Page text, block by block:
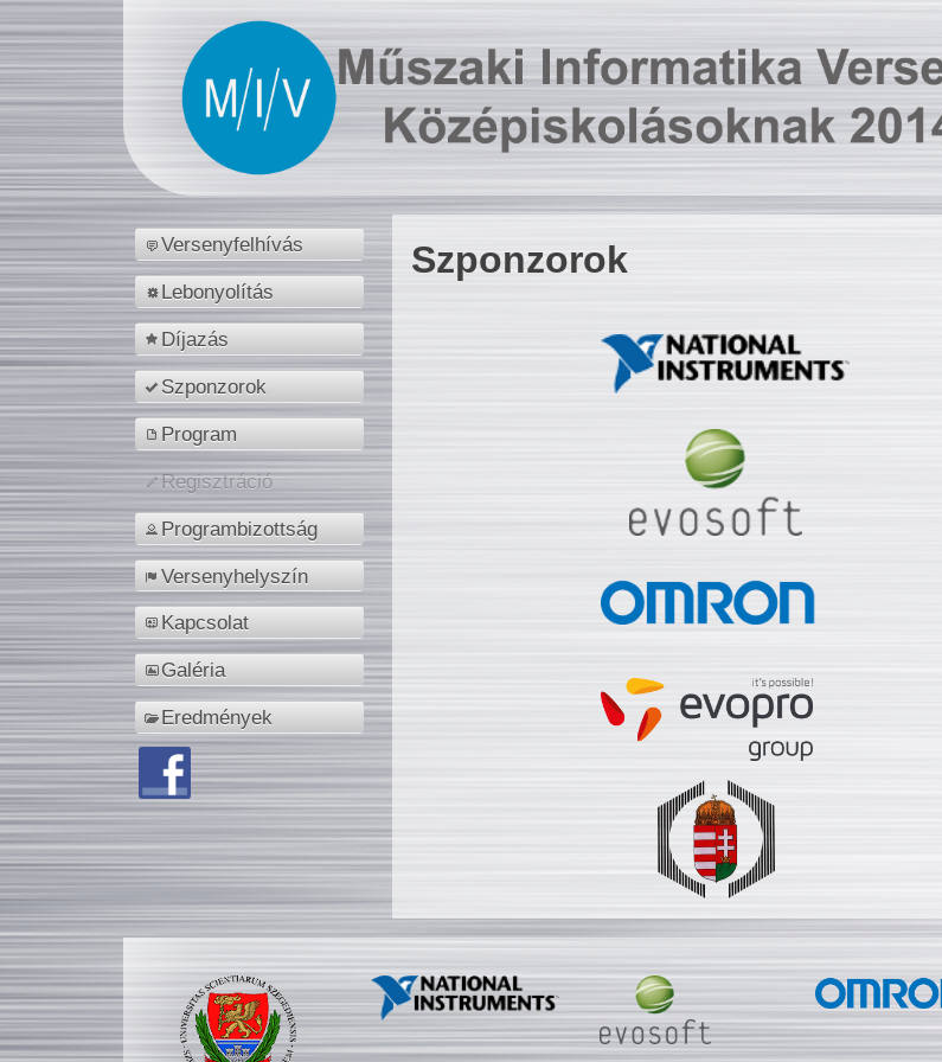
Versenyfelhívás
Lebonyolítás
Díjazás
Szponzorok
Program
Regisztráció
Programbizottság
Versenyhelyszín
Kapcsolat
Galéria
Eredmények
Szponzorok